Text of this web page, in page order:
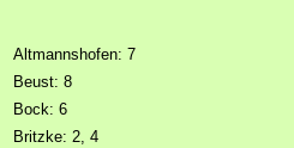
Altmannshofen: 7
Beust: 8
Bock: 6
Britzke: 2, 4